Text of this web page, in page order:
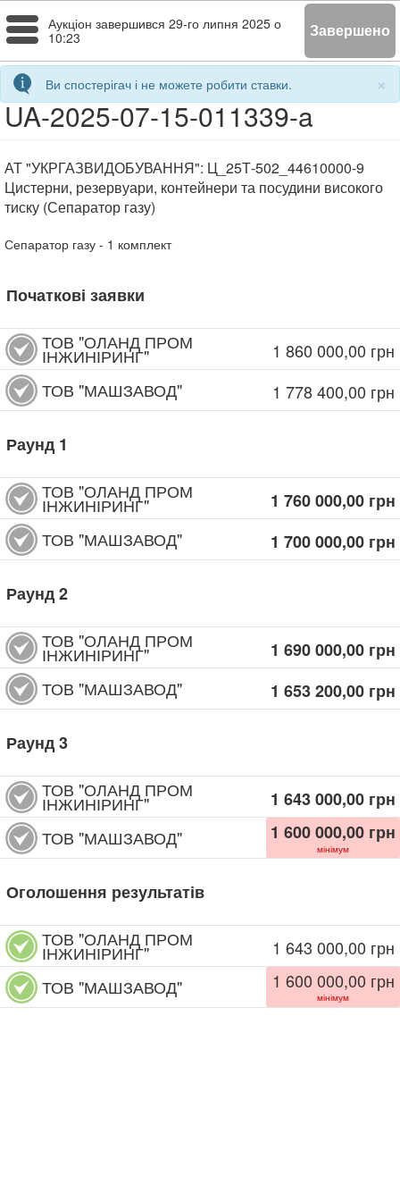
Toggle
navigation
Аукціон завершився 29-го липня 2025 о
10:23
Завершено
×
Ви спостерігач і не можете робити ставки.
UA-2025-07-15-011339-a
АТ "УКРГАЗВИДОБУВАННЯ": Ц_25Т-502_44610000-9
Цистерни, резервуари, контейнери та посудини високого
тиску (Сепаратор газу)
Сепаратор газу - 1 комплект
Початкові заявки
ТОВ "ОЛАНД ПРОМ
ІНЖИНІРИНГ" 1 860 000,00 грн
ТОВ "МАШЗАВОД"
1 778 400,00 грн
Раунд 1
ТОВ "ОЛАНД ПРОМ
ІНЖИНІРИНГ" 1 760 000,00 грн
ТОВ "МАШЗАВОД"
1 700 000,00 грн
Раунд2
ТОВ "ОЛАНД ПРОМ
ІНЖИНІРИНГ" 1 690 000,00 грн
ТОВ "МАШЗАВОД"
1 653 200,00 грн
Раунд3
ТОВ "ОЛАНД ПРОМ
ІНЖИНІРИНГ" 1 643 000,00 грн
ТОВ "МАШЗАВОД"
1 600 000,00 грн
мінімум
Оголошення результатів
ТОВ "ОЛАНД ПРОМ
ІНЖИНІРИНГ" 1 643 000,00 грн
ТОВ "МАШЗАВОД"
1 600 000,00 грн
мінімум